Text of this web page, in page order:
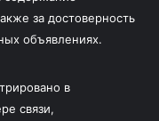
за достоверность
объявлениях.
в
связи,